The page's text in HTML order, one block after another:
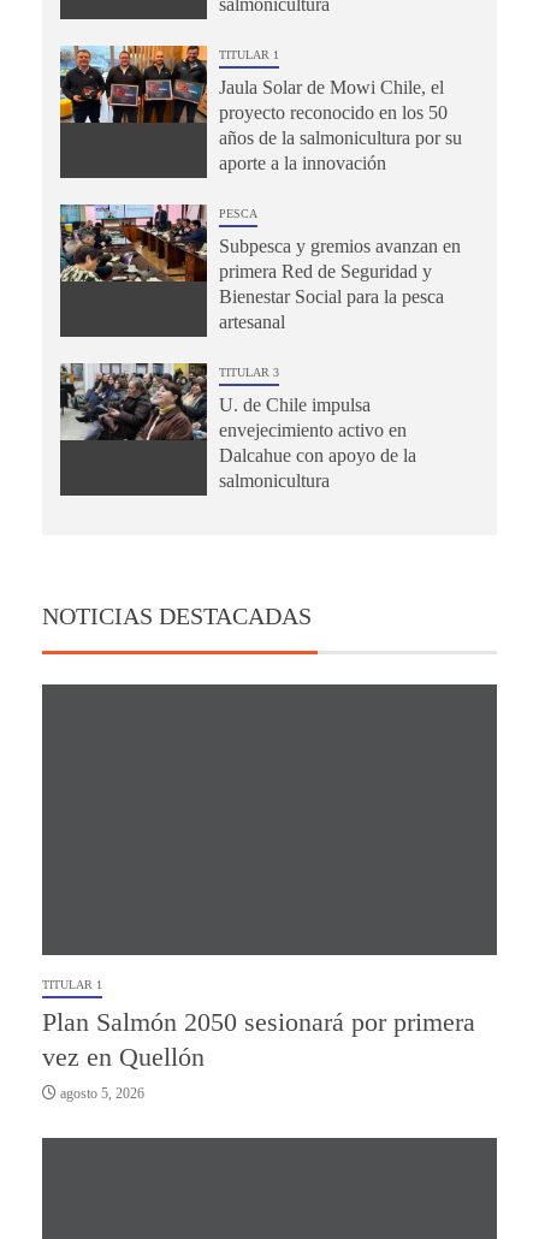
salmonicultura
TITULAR 1
Jaula Solar de Mowi Chile, el
proyecto reconocido en los 50
años de la salmonicultura por su
aporte a la innovación
PESCA
Subpesca y gremios avanzan en
primera Red de Seguridad y
Bienestar Social para la pesca
artesanal
TITULAR 3
U. de Chile impulsa
envejecimiento activo en
Dalcahue con apoyo de la
salmonicultura
NOTICIAS DESTACADAS
TITULAR 1
Plan Salmón 2050 sesionará por primera
vez en Quellón
agosto 5, 2026